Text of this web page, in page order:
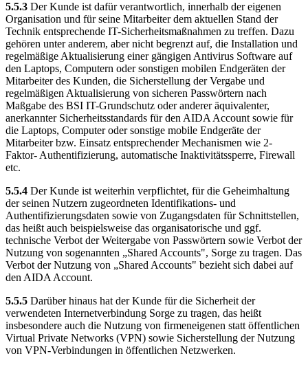
5.5.3 Der Kunde ist dafür verantwortlich, innerhalb der eigenen
Organisation und für seine Mitarbeiter dem aktuellen Stand der
Technik entsprechende IT-Sicherheitsmaßnahmen zu treffen. Dazu
gehören unter anderem, aber nicht begrenzt auf, die Installation und
regelmäßige Aktualisierung einer gängigen Antivirus Software auf
den Laptops, Computern oder sonstigen mobilen Endgeräten der
Mitarbeiter des Kunden, die Sicherstellung der Vergabe und
regelmäßigen Aktualisierung von sicheren Passwörtern nach
Maßgabe des BSI IT-Grundschutz oder anderer äquivalenter,
anerkannter Sicherheitsstandards für den AIDA Account sowie für
die Laptops, Computer oder sonstige mobile Endgeräte der
Mitarbeiter bzw. Einsatz entsprechender Mechanismen wie 2-
Faktor- Authentifizierung, automatische Inaktivitätssperre, Firewall
etc.
5.5.4 Der Kunde ist weiterhin verpflichtet, für die Geheimhaltung
der seinen Nutzern zugeordneten Identifikations- und
Authentifizierungsdaten sowie von Zugangsdaten für Schnittstellen,
das heißt auch beispielsweise das organisatorische und ggf.
technische Verbot der Weitergabe von Passwörtern sowie Verbot der
Nutzung von sogenannten „Shared Accounts", Sorge zu tragen. Das
Verbot der Nutzung von „Shared Accounts" bezieht sich dabei auf
den AIDA Account.
5.5.5 Darüber hinaus hat der Kunde für die Sicherheit der
verwendeten Internetverbindung Sorge zu tragen, das heißt
insbesondere auch die Nutzung von firmeneigenen statt öffentlichen
Virtual Private Networks (VPN) sowie Sicherstellung der Nutzung
von VPN-Verbindungen in öffentlichen Netzwerken.